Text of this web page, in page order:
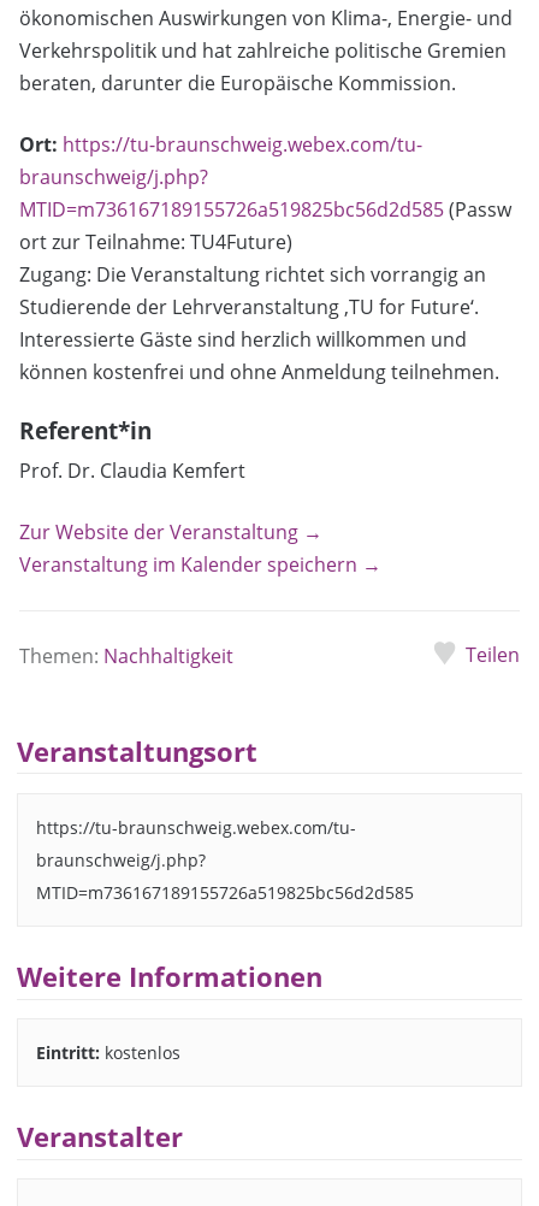
ökonomischen Auswirkungen von Klima-, Energie- und
Verkehrspolitik und hat zahlreiche politische Gremien
beraten, darunter die Europäische Kommission.
Ort: https://tu-braunschweig.webex.com/tu-
braunschweig/j.php?
MTID=m736167189155726a519825bc56d2d585(Passw
ort zur Teilnahme: TU4Future)
Zugang: Die Veranstaltung richtet sich vorrangig an
Studierende der Lehrveranstaltung ‚TU for Future‘.
Interessierte Gäste sind herzlich willkommen und
können kostenfrei und ohne Anmeldung teilnehmen.
Referent*in
Prof. Dr. Claudia Kemfert
Zur Website der Veranstaltung →
Veranstaltung im Kalender speichern →
Themen: Nachhaltigkeit Teilen
Veranstaltungsort
https://tu-braunschweig.webex.com/tu-
braunschweig/j.php?
MTID=m736167189155726a519825bc56d2d585
Weitere Informationen
Eintritt: kostenlos
Veranstalter